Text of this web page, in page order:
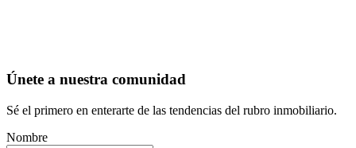
Únete a nuestra comunidad
Sé el primero en enterarte de las tendencias del rubro inmobiliario.
Nombre